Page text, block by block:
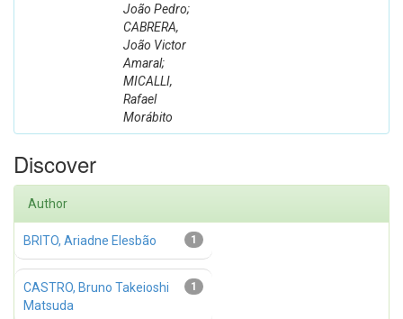
João Pedro;
CABRERA,
João Victor
Amaral;
MICALLI,
Rafael
Morábito
Discover
Author
1
BRITO, Ariadne Elesbão
1
CASTRO, Bruno Takeioshi
Matsuda